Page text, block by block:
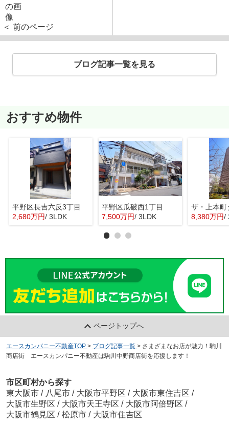
＜ 前のページ
ブログ記事一覧を見る
おすすめ物件
平野区長吉六反3丁目
2,680万円/ 3LDK
平野区瓜破西1丁目
7,500万円/ 3LDK
ザ・上本町
8,380万円/
ページトップへ
エースカンパニー不動産TOP > ブログ記事一覧 > さまざまなお店が魅力！駒川
商店街 エースカンパニー不動産は駒川中野商店街を応援します！
市区町村から探す
東大阪市 / 八尾市 / 大阪市平野区 / 大阪市東住吉区 /
大阪市生野区 / 大阪市天王寺区 / 大阪市阿倍野区 /
大阪市鶴見区 / 松原市 / 大阪市住吉区